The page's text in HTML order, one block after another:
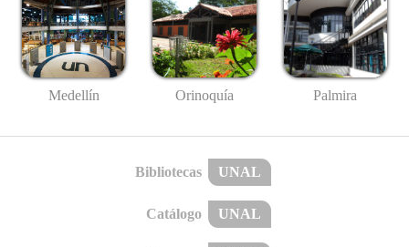
Medellín Orinoquía Palmira
Bibliotecas UNAL
Catálogo UNAL